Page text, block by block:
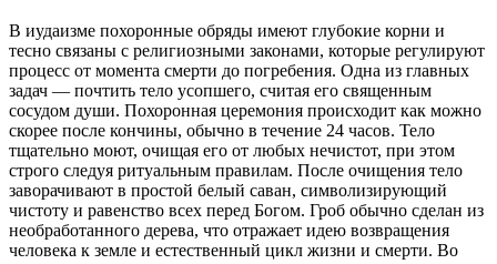
В иудаизме похоронные обряды имеют глубокие корни и
тесно связаны с религиозными законами, которые регулируют
процесс от момента смерти до погребения. Одна из главных
задач — почтить тело усопшего, считая его священным
сосудом души. Похоронная церемония происходит как можно
скорее после кончины, обычно в течение 24 часов. Тело
тщательно моют, очищая его от любых нечистот, при этом
строго следуя ритуальным правилам. После очищения тело
заворачивают в простой белый саван, символизирующий
чистоту и равенство всех перед Богом. Гроб обычно сделан из
необработанного дерева, что отражает идею возвращения
человека к земле и естественный цикл жизни и смерти. Во